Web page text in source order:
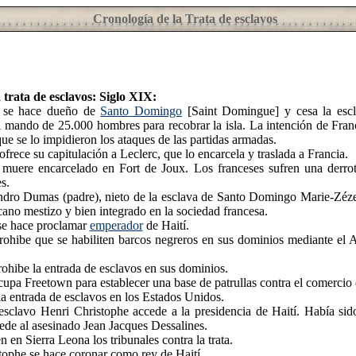
Cronología de la Trata de esclavos
de esclavos: Siglo XIX:
hace dueño de Santo Domingo [Saint Domingue] y cesa la
de 25.000 hombres para recobrar la isla. La intención de
se lo impidieron los ataques de las partidas armadas.
su capitulación a Leclerc, que lo encarcela y traslada a Francia.
encarcelado en Fort de Joux. Los franceses sufren una
Dumas (padre), nieto de la esclava de Santo Domingo Marie-
mestizo y bien integrado en la sociedad francesa.
hace proclamaremperadorde Haití.
que se habiliten barcos negreros en sus dominios mediante el
la entrada de esclavos en sus dominios.
Freetown para establecer una base de patrullas contra el comercio
entrada de esclavos en los Estados Unidos.
Henri Christophe accede a la presidencia de Haití. Había
al asesinado Jean Jacques Dessalines.
en Sierra Leona los tribunales contra la trata.